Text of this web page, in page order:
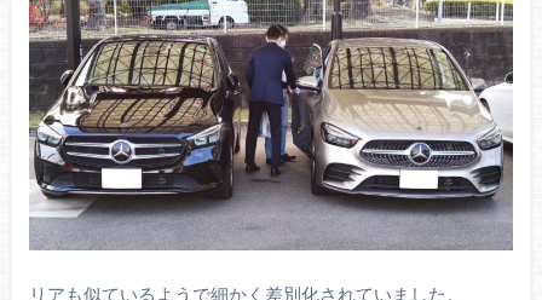
リアも似ているようで細かく差別化されていました。